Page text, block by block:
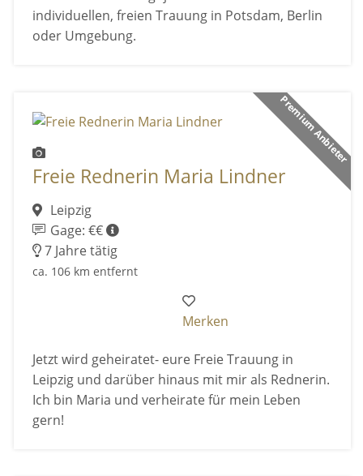
individuellen, freien Trauung in Potsdam, Berlin
oder Umgebung.
Premium Anbieter
Freie Rednerin Maria Lindner
Leipzig
Gage: €€
7 Jahre tätig
ca. 106 km entfernt
Merken
Jetzt wird geheiratet- eure Freie Trauung in
Leipzig und darüber hinaus mit mir als Rednerin.
Ich bin Maria und verheirate für mein Leben
gern!